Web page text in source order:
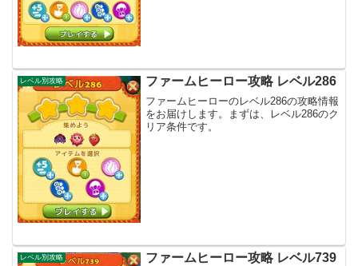
レベル別攻略 ファームヒーロー攻略 レベル286
ファームヒーローのレベル286の攻略情報
をお届けします。まずは、レベル286のク
リア条件です。
レベル別攻略 ファームヒーロー攻略 レベル739